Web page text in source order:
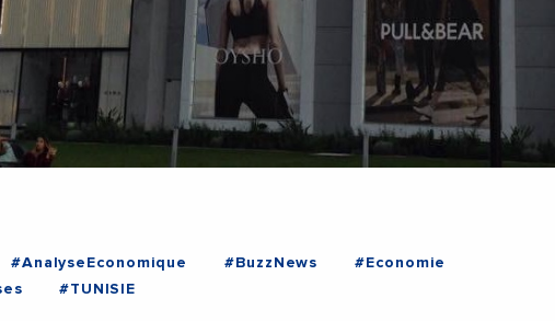
#AnalyseEconomique #BuzzNews
#Economie
#TUNISIE